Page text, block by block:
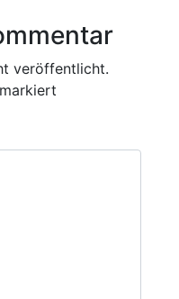
veröffentlicht.
markiert